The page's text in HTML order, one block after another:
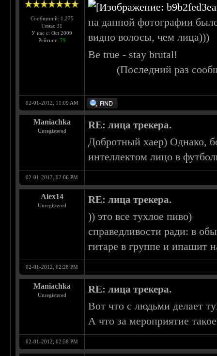
Сообщений: 1,275
Темы: 31
У нас с: Oct 2009
Рейтинг: 79
на данной фотографии
видно волосы, чем лица)))
Be true - stay brutal!
(Последний раз
02-01-2012, 11:09 AM
Maniachka
Unregistered
RE: лица трекера.
Добротный хаер) Однако,
интеллектом лицо в
02-01-2012, 02:06 PM
Alex14
Unregistered
RE: лица трекера.
)) это все тухлое пиво)
справедливости ради: в
гитаре в группе и ипашит
02-01-2012, 02:28 PM
Maniachka
Unregistered
RE: лица трекера.
Вот что с людьми делает
А что за мероприятие
02-01-2012, 02:58 PM